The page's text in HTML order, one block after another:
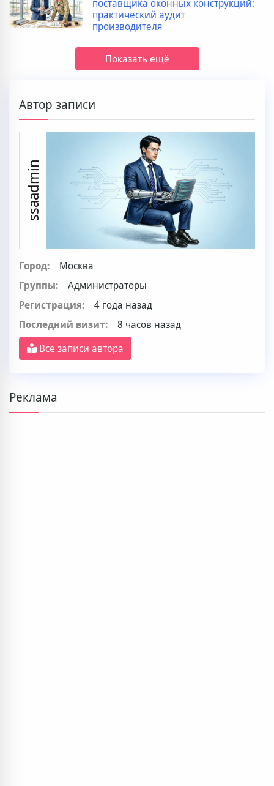
поставщика оконных конструкций:
практический аудит
производителя
Показать ещё
Автор записи
ssaadmin
Город:
Москва
Группы:
Администраторы
Регистрация:
4 года назад
Последний визит:
8 часов назад
Все записи автора
Реклама